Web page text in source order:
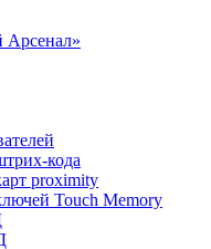
кода
proximity
Touch Memory